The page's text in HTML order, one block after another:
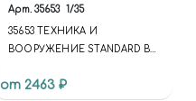
Арт. 35653 1/35
35653 ТЕХНИКА И
ВООРУЖЕНИЕ STANDARD B
DRIVERS
от 2463 ₽